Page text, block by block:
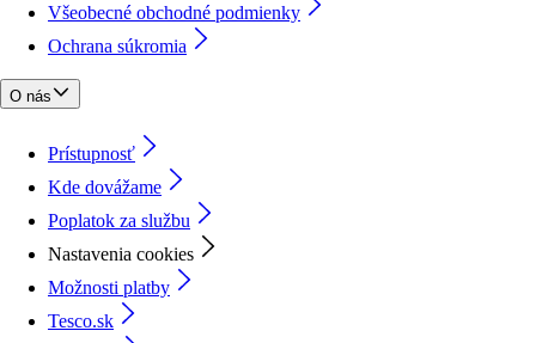
Všeobecné obchodné podmienky
Ochrana súkromia
O nás
Prístupnosť
Kde dovážame
Poplatok za službu
Nastavenia cookies
Možnosti platby
Tesco.sk